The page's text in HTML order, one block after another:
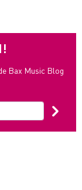
Bax Music Blog